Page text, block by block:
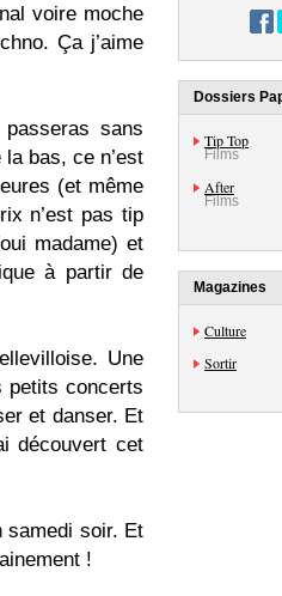
voire moche
Ça j’aime
sans
bas, ce n’est
(et même
n’est pas tip
madame) et
à partir de
Une
petits concerts
et danser. Et
découvert cet
samedi soir. Et
!
Dossiers
Tip Top
Films
After
Films
Magazines
Culture
Sortir